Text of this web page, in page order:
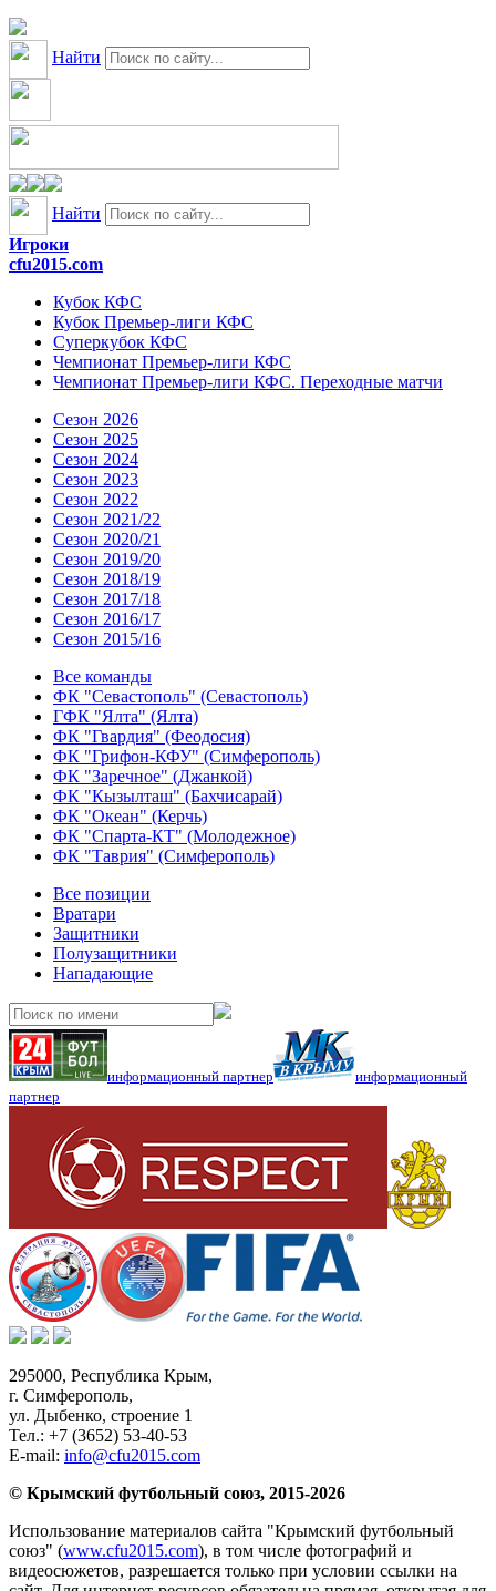
Найти
Найти
Игроки
cfu2015.com
Кубок КФС
Кубок Премьер-лиги КФС
Суперкубок КФС
Чемпионат Премьер-лиги КФС
Чемпионат Премьер-лиги КФС. Переходные матчи
Сезон 2026
Сезон 2025
Сезон 2024
Сезон 2023
Сезон 2022
Сезон 2021/22
Сезон 2020/21
Сезон 2019/20
Сезон 2018/19
Сезон 2017/18
Сезон 2016/17
Сезон 2015/16
Все команды
ФК "Севастополь" (Севастополь)
ГФК "Ялта" (Ялта)
ФК "Гвардия" (Феодосия)
ФК "Грифон-КФУ" (Симферополь)
ФК "Заречное" (Джанкой)
ФК "Кызылташ" (Бахчисарай)
ФК "Океан" (Керчь)
ФК "Спарта-КТ" (Молодежное)
ФК "Таврия" (Симферополь)
Все позиции
Вратари
Защитники
Полузащитники
Нападающие
информационный партнер
информационный
партнер
295000, Республика Крым,
г. Симферополь,
ул. Дыбенко, строение 1
Тел.: +7 (3652) 53-40-53
E-mail: info@cfu2015.com
© Крымский футбольный союз, 2015-2026
Использование материалов сайта "Крымский футбольный
союз" (www.cfu2015.com), в том числе фотографий и
видеосюжетов, разрешается только при условии ссылки на